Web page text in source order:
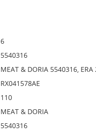
6
5540316
MEAT & DORIA 5540316,
RX041578AE
110
MEAT & DORIA
5540316